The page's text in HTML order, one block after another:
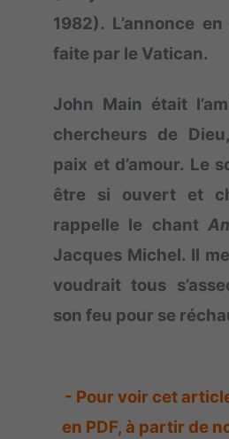
1982). L’annonce
faite par le Vatican.
John Main était
chercheurs de
paix et d’amour. Le
être si ouvert et
rappelle le chant
Jacques Michel. Il
voudrait tous
son feu pour se
- Pour voir cet
en PDF, à partir de